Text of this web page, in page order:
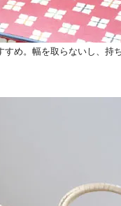
め。幅を取らないし、持